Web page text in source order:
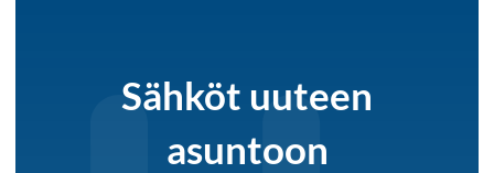
Sähköt uuteen
asuntoon